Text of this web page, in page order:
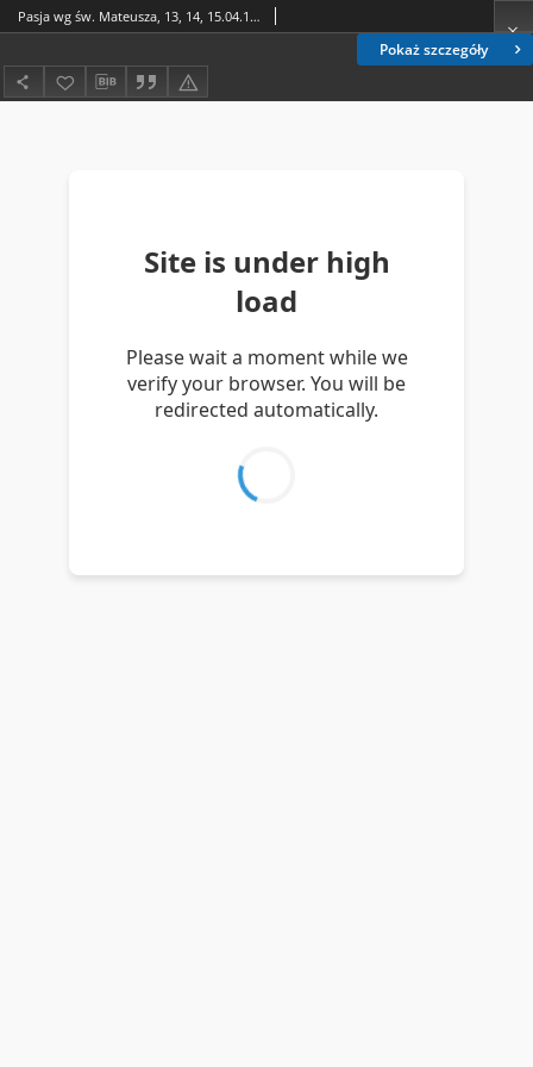
Pokaż szczegóły
Pasja wg św. Mateusza, 13, 14, 15.04.1984 r.